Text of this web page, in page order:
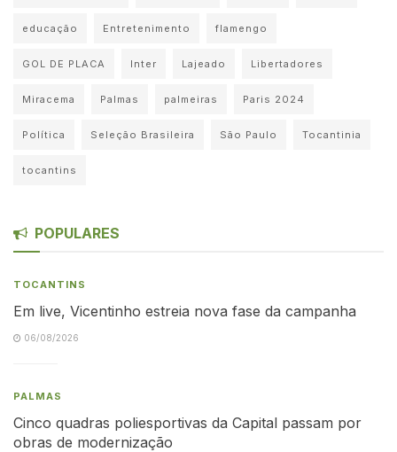
educação Entretenimento flamengo
GOL DE PLACA Inter Lajeado Libertadores
Miracema Palmas palmeiras Paris 2024
Política Seleção Brasileira São Paulo Tocantinia
tocantins
POPULARES
TOCANTINS
Em live, Vicentinho estreia nova fase da campanha
06/08/2026
PALMAS
Cinco quadras poliesportivas da Capital passam por
obras de modernização